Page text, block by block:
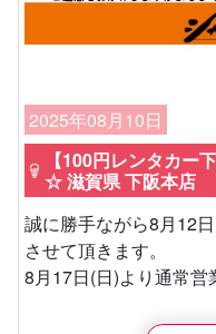
2025年08月10日
【100円レンタカ
☆ 滋賀県 下阪本店
誠に勝手ながら8月12
させて頂きます。
8月17日(日)より通常営